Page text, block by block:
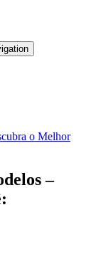
o Melhor
–